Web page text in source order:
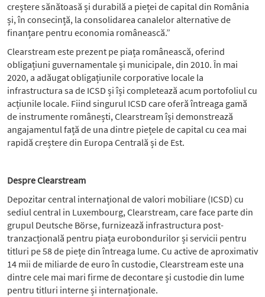
creștere sănătoasă și durabilă a pieței de capital din România
și, în consecință, la consolidarea canalelor alternative de
finanțare pentru economia românească.”
Clearstream este prezent pe piața românească, oferind
obligațiuni guvernamentale și municipale, din 2010. În mai
2020, a adăugat obligațiunile corporative locale la
infrastructura sa de ICSD și își completează acum portofoliul cu
acțiunile locale. Fiind singurul ICSD care oferă întreaga gamă
de instrumente românești, Clearstream își demonstrează
angajamentul față de una dintre piețele de capital cu cea mai
rapidă creștere din Europa Centrală și de Est.
Despre Clearstream
Depozitar central internațional de valori mobiliare (ICSD) cu
sediul central in Luxembourg, Clearstream, care face parte din
grupul Deutsche Börse, furnizează infrastructura post-
tranzacțională pentru piața eurobondurilor și servicii pentru
titluri pe 58 de piețe din întreaga lume. Cu active de aproximativ
14 mii de miliarde de euro în custodie, Clearstream este una
dintre cele mai mari firme de decontare și custodie din lume
pentru titluri interne și internaționale.